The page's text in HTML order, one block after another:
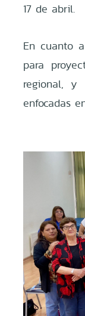
17 de abril.
En cuanto
para
regional,
enfocadas